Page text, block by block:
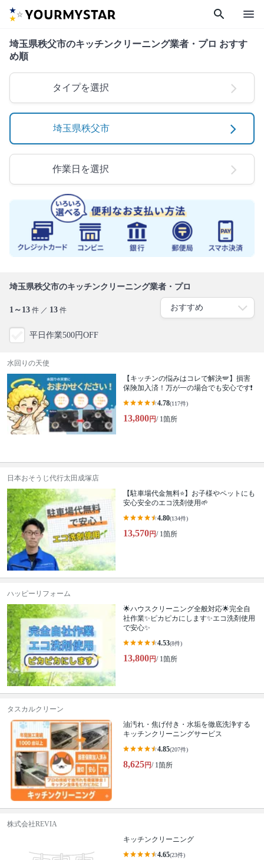
search menu
埼玉県秩父市のキッチンクリーニング業者・プロ おすす
め順
タイプを選択
埼玉県秩父市
作業日を選択
埼玉県秩父市のキッチンクリーニング業者・プロ
1～13 件 ／ 13 件
平日作業500円OFF
水回りの天使
【キッチンの悩みはコレで解決🪽】損害
保険加入済！万が一の場合でも安心です❗️
4.78(117件)
13,800円/ 1箇所
日本おそうじ代行太田成塚店
【駐車場代金無料⭐️】お子様やペットにも
安心安全のエコ洗剤使用🌱
4.80(134件)
13,570円/ 1箇所
ハッピーリフォーム
🌟ハウスクリーニング全般対応🌟完全自
社作業✨️ピカピカにします✨️エコ洗剤使用
で安心✨
4.53(8件)
13,800円/ 1箇所
タスカルクリーン
油汚れ・焦げ付き・水垢を徹底洗浄する
キッチンクリーニングサービス
4.85(207件)
8,625円/ 1箇所
株式会社REVIA
キッチンクリーニング
4.65(23件)